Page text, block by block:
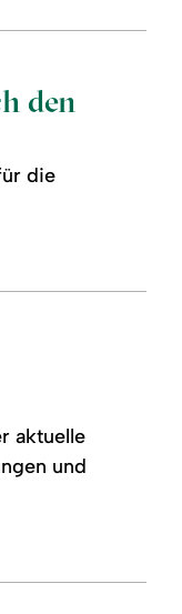
den
die
aktuelle
und